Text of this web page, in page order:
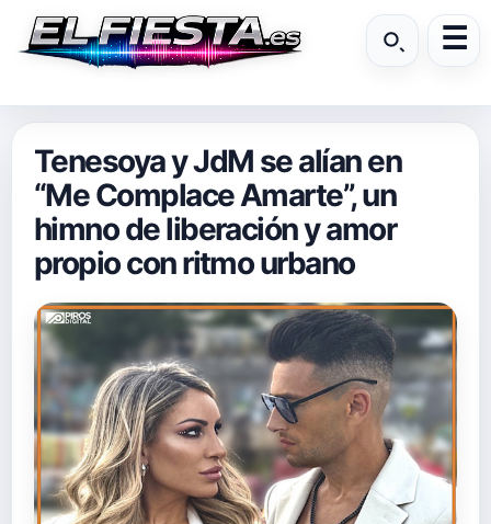
Tenesoya y JdM se alían en
“Me Complace Amarte”, un
himno de liberación y amor
propio con ritmo urbano